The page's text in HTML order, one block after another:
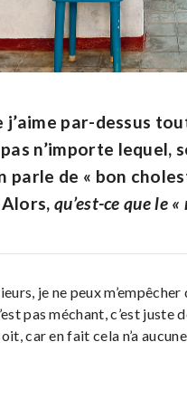
j’aime par-dessus
n’importe lequel,
parle de « bon
Alors, qu’est-ce que le
je ne peux
pas méchant, c’est
car en fait cela n’a